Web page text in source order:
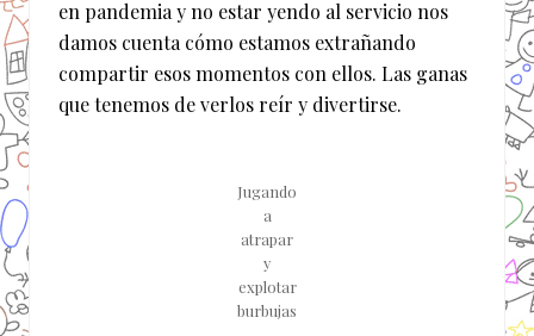
en pandemia y no estar yendo al servicio nos
damos cuenta cómo estamos extrañando
compartir esos momentos con ellos. Las ganas
que tenemos de verlos reír y divertirse.
Jugando
a
atrapar
y
explotar
burbujas